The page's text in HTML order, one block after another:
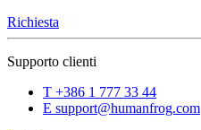
Richiesta
Supporto clienti
T +386 1 777 33 44
E support@humanfrog.com